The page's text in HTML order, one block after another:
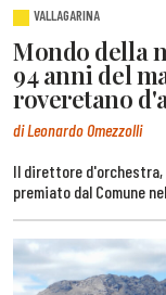
VALLAGARINA
Mondo della
94 anni del
roveretano
di Leonardo Omezzolli
Il direttore d'orchestra,
premiato dal Comune